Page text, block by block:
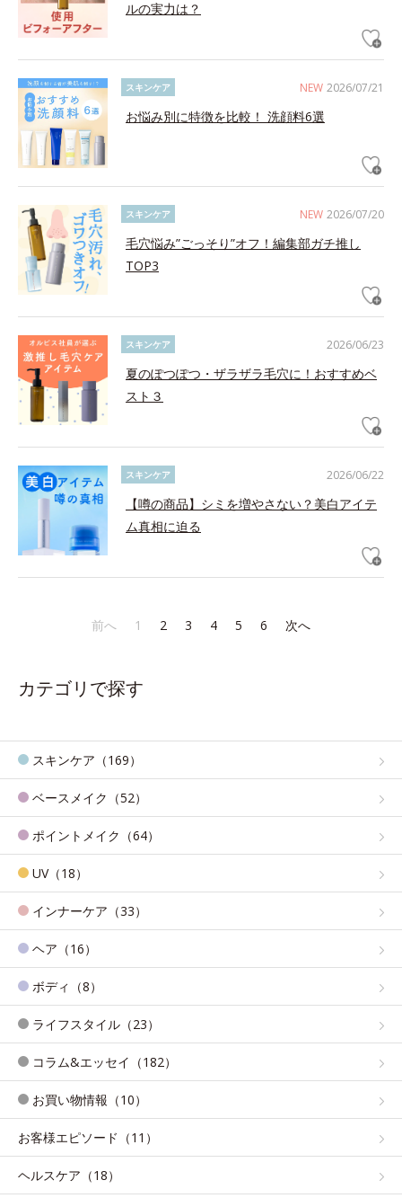
ルの実力は？
NEW 2026/07/21
スキンケア
お悩み別に特徴を比較！ 洗顔料6選
NEW 2026/07/20
スキンケア
毛穴悩み”ごっそり”オフ！編集部ガチ推し
TOP3
2026/06/23
スキンケア
夏のぽつぽつ・ザラザラ毛穴に！おすすめベ
スト３
2026/06/22
スキンケア
【噂の商品】シミを増やさない？美白アイテ
ム真相に迫る
前へ 1 2 3 4 5 6 次へ
カテゴリで探す
スキンケア（169）
ベースメイク（52）
ポイントメイク（64）
UV（18）
インナーケア（33）
ヘア（16）
ボディ（8）
ライフスタイル（23）
コラム&エッセイ（182）
お買い物情報（10）
お客様エピソード（11）
ヘルスケア（18）